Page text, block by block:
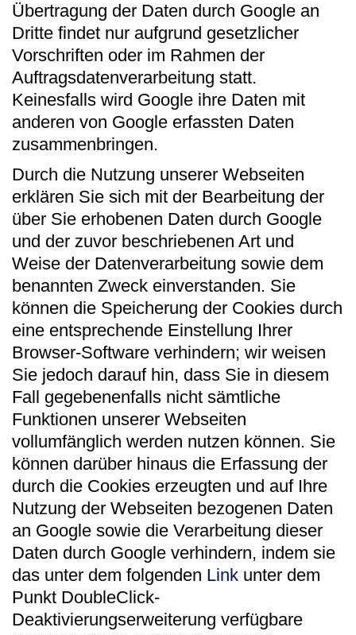
Übertragung der Daten durch Google an
Dritte findet nur aufgrund gesetzlicher
Vorschriften oder im Rahmen der
Auftragsdatenverarbeitung statt.
Keinesfalls wird Google ihre Daten mit
anderen von Google erfassten Daten
zusammenbringen.
Durch die Nutzung unserer Webseiten
erklären Sie sich mit der Bearbeitung der
über Sie erhobenen Daten durch Google
und der zuvor beschriebenen Art und
Weise der Datenverarbeitung sowie dem
benannten Zweck einverstanden. Sie
können die Speicherung der Cookies durch
eine entsprechende Einstellung Ihrer
Browser-Software verhindern; wir weisen
Sie jedoch darauf hin, dass Sie in diesem
Fall gegebenenfalls nicht sämtliche
Funktionen unserer Webseiten
vollumfänglich werden nutzen können. Sie
können darüber hinaus die Erfassung der
durch die Cookies erzeugten und auf Ihre
Nutzung der Webseiten bezogenen Daten
an Google sowie die Verarbeitung dieser
Daten durch Google verhindern, indem sie
das unter dem folgenden Link unter dem
Punkt DoubleClick-
Deaktivierungserweiterung verfügbare